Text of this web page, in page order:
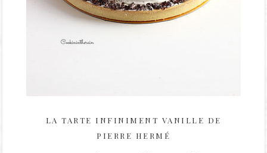
LA TARTE INFINIMENT VANILLE DE
PIERRE HERMÉ